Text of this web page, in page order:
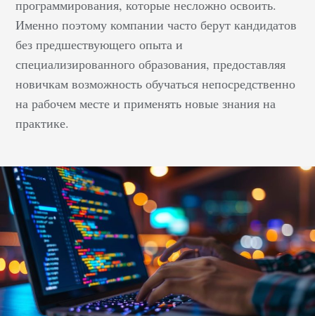
программирования, которые несложно освоить.
Именно поэтому компании часто берут кандидатов
без предшествующего опыта и
специализированного образования, предоставляя
новичкам возможность обучаться непосредственно
на рабочем месте и применять новые знания на
практике.